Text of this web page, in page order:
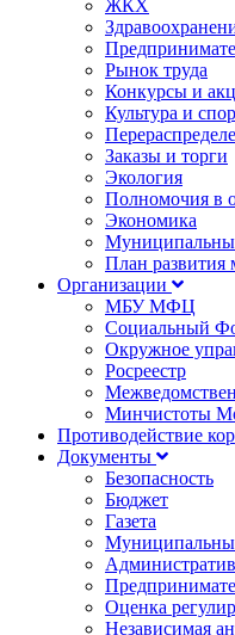
ЖКХ
Рынок труда
Конкурсы и
Культура и
Заказы и торги
Экология
Полномочия в
Экономика
План развития
Организации
МБУ МФЦ
Социальный
Окружное
Росреестр
Минчистоты
Противодействие
Документы
Безопасность
Бюджет
Газета
Оценка
Независимая